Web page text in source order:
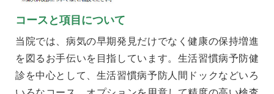
コースと項目について
当院では、病気の早期発見だけでなく健康の保持増進
を図るお手伝いを目指しています。生活習慣病予防健
診を中心として、生活習慣病予防人間ドックなどいろ